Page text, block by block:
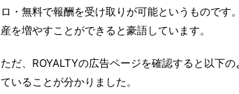
ロ・無料で報酬を受け取りが可能というものです
産を増やすことができると豪語しています。
ただ、ROYALTYの広告ページを確認すると以下
ていることが分かりました。